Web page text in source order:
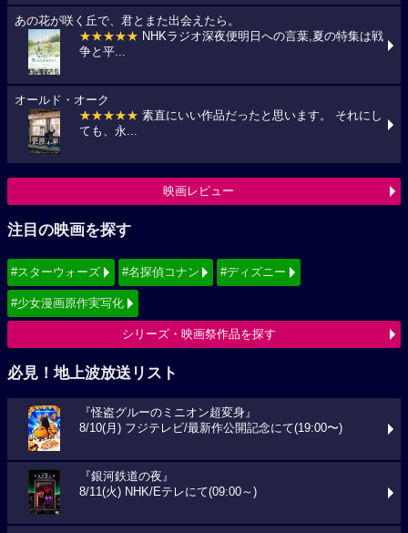
あの花が咲く丘で、君とまた出会えたら。
★★★★★ NHKラジオ深夜便明日への言葉,夏の特集は戦
争と平...
オールド・オーク
★★★★★ 素直にいい作品だったと思います。 それにし
ても、永...
映画レビュー
注目の映画を探す
#スターウォーズ #名探偵コナン #ディズニー
#少女漫画原作実写化
シリーズ・映画祭作品を探す
必見！地上波放送リスト
『怪盗グルーのミニオン超変身』
8/10(月) フジテレビ/最新作公開記念にて(19:00〜)
『銀河鉄道の夜』
8/11(火) NHK/Eテレにて(09:00～)